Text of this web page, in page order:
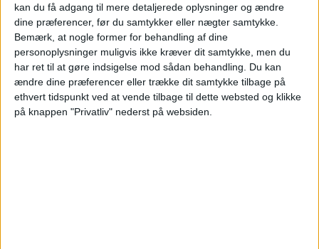
kan du få adgang til mere detaljerede oplysninger og ændre
dine præferencer, før du samtykker eller nægter samtykke.
Bemærk, at nogle former for behandling af dine
personoplysninger muligvis ikke kræver dit samtykke, men du
har ret til at gøre indsigelse mod sådan behandling.
Du kan
ændre dine præferencer eller trække dit samtykke tilbage på
ethvert tidspunkt ved at vende tilbage til dette websted og klikke
på knappen "Privatliv" nederst på websiden.
PREMIUM
Roms lufthavn
satser 9 milliarder